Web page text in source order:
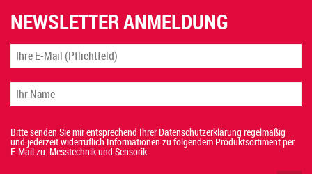
NEWSLETTER ANMELDUNG
Bitte senden Sie mir entsprechend Ihrer Datenschutzerklärung regelmäßig
und jederzeit widerruflich Informationen zu folgendem Produktsortiment per
E-Mail zu: Messtechnik und Sensorik